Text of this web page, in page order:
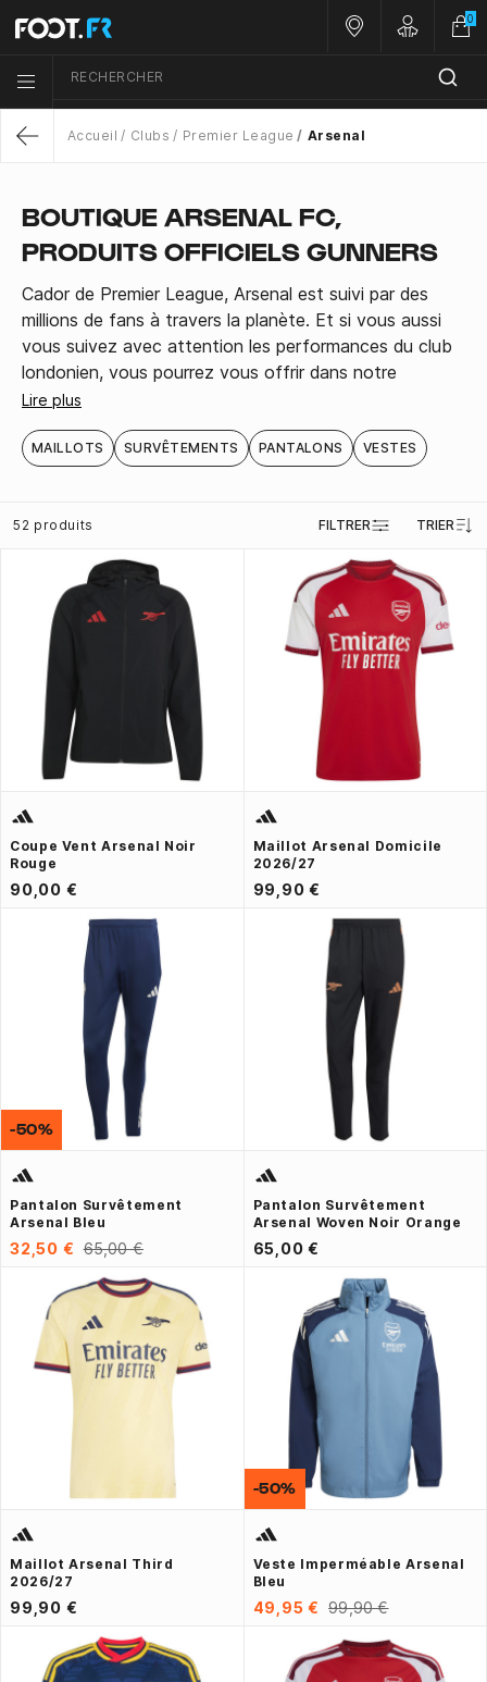
Menu list icon
RECHERCHER
Nos magasins
Customer
0
Accueil Clubs Premier League Arsenal
BOUTIQUE ARSENAL FC,
PRODUITS OFFICIELS GUNNERS
Cador de Premier League, Arsenal est suivi par des
millions de fans à travers la planète. Et si vous aussi
vous suivez avec attention les performances du club
londonien, vous pourrez vous offrir dans notre
boutique Arsenal un large choix de produits officiels
personnaliser avec flocage.
Lire plus
MAILLOTS SURVÊTEMENTS PANTALONS VESTES
52 produits FILTRER TRIER
Coupe Vent Arsenal Noir
Rouge
90,00 €
Maillot Arsenal Domicile
2026/27
99,90 €
Pantalon Survêtement
Arsenal Bleu
32,50 € 65,00 €
-50%
Pantalon Survêtement
Arsenal Woven Noir Orange
65,00 €
Maillot Arsenal Third
2026/27
99,90 €
Veste Imperméable Arsenal
Bleu
49,95 € 99,90 €
-50%